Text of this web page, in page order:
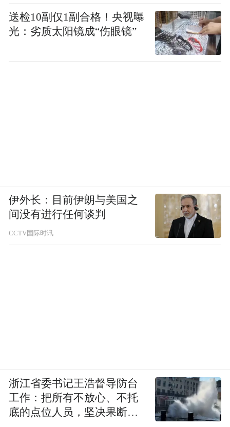
送检10副仅1副合格！央视曝
光：劣质太阳镜成“伤眼镜”
伊外长：目前伊朗与美国之
间没有进行任何谈判
CCTV国际时讯
浙江省委书记王浩督导防台
工作：把所有不放心、不托
底的点位人员，坚决果断转